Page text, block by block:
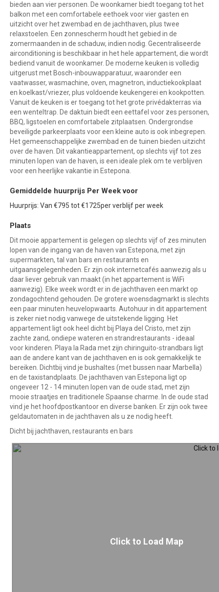
bieden aan vier personen. De woonkamer biedt toegang tot het
balkon met een comfortabele eethoek voor vier gasten en
uitzicht over het zwembad en de jachthaven, plus twee
relaxstoelen. Een zonnescherm houdt het gebied in de
zomermaanden in de schaduw, indien nodig. Gecentraliseerde
airconditioning is beschikbaar in het hele appartement, die wordt
bediend vanuit de woonkamer. De moderne keuken is volledig
uitgerust met Bosch-inbouwapparatuur, waaronder een
vaatwasser, wasmachine, oven, magnetron, inductiekookplaat
en koelkast/vriezer, plus voldoende keukengerei en kookpotten.
Vanuit de keuken is er toegang tot het grote privédakterras via
een wenteltrap. De daktuin biedt een eettafel voor zes personen,
BBQ, ligstoelen en comfortabele zitplaatsen. Ondergrondse
beveiligde parkeerplaats voor een kleine auto is ook inbegrepen.
Het gemeenschappelijke zwembad en de tuinen bieden uitzicht
over de haven. Dit vakantieappartement, op slechts vijf tot zes
minuten lopen van de haven, is een ideale plek om te verblijven
voor een heerlijke vakantie in Estepona.
Gemiddelde huurprijs Per Week voor
Huurprijs: Van €795 tot €1725per verblijf per week
Plaats
Dit mooie appartement is gelegen op slechts vijf of zes minuten
lopen van de ingang van de haven van Estepona, met zijn
supermarkten, tal van bars en restaurants en
uitgaansgelegenheden. Er zijn ook internetcafés aanwezig als u
daar liever gebruik van maakt (in het appartement is WiFi
aanwezig). Elke week wordt er in de jachthaven een markt op
zondagochtend gehouden. De grotere woensdagmarkt is slechts
een paar minuten heuvelopwaarts. Autohuur in dit appartement
is zeker niet nodig vanwege de uitstekende ligging. Het
appartement ligt ook heel dicht bij Playa del Cristo, met zijn
zachte zand, ondiepe wateren en strandrestaurants - ideaal
voor kinderen. Playa la Rada met zijn chiringuito-strandbars ligt
aan de andere kant van de jachthaven en is ook gemakkelijk te
bereiken. Dichtbij vind je bushaltes (met bussen naar Marbella)
en de taxistandplaats. De jachthaven van Estepona ligt op
ongeveer 12 - 14 minuten lopen van de oude stad, met zijn
mooie straatjes en traditionele Spaanse charme. In de oude stad
vind je het hoofdpostkantoor en diverse banken. Er zijn ook twee
geldautomaten in de jachthaven als u ze nodig heeft.
Dicht bij jachthaven, restaurants en bars
Click to Load Map